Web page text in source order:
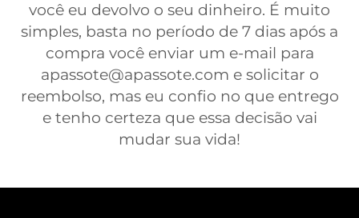
você eu devolvo o seu dinheiro. É muito
simples, basta no período de 7 dias após a
compra você enviar um e-mail para
apassote@apassote.com e solicitar o
reembolso, mas eu confio no que entrego
e tenho certeza que essa decisão vai
mudar sua vida!